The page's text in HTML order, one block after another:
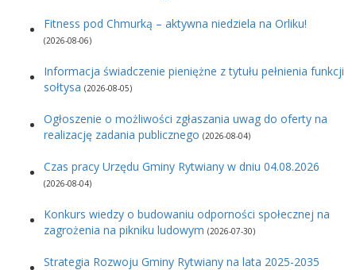
Fitness pod Chmurką – aktywna niedziela na Orliku!
(2026-08-06)
Informacja świadczenie pieniężne z tytułu pełnienia funkcji
sołtysa (2026-08-05)
Ogłoszenie o możliwości zgłaszania uwag do oferty na
realizację zadania publicznego (2026-08-04)
Czas pracy Urzędu Gminy Rytwiany w dniu 04.08.2026
(2026-08-04)
Konkurs wiedzy o budowaniu odporności społecznej na
zagrożenia na pikniku ludowym (2026-07-30)
Strategia Rozwoju Gminy Rytwiany na lata 2025-2035